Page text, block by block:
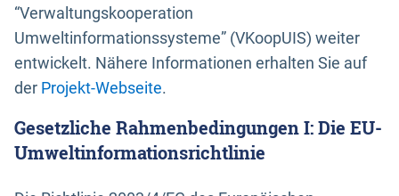
“Verwaltungskooperation
Umweltinformationssysteme” (VKoopUIS) weiter
entwickelt. Nähere Informationen erhalten Sie auf
der Projekt-Webseite.
Gesetzliche Rahmenbedingungen I: Die EU-
Umweltinformationsrichtlinie